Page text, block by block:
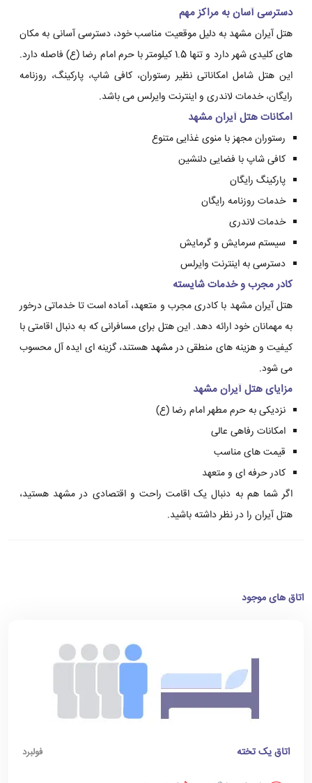
دسترسی آسان به مراکز مهم
هتل آیران مشهد به دلیل موقعیت مناسب خود، دسترسی آسانی به مکان
های کلیدی شهر دارد و تنها 1.5 کیلومتر با حرم امام رضا (ع) فاصله دارد.
این هتل شامل امکاناتی نظیر رستوران، کافی شاپ، پارکینگ، روزنامه
رایگان، خدمات لاندری و اینترنت وایرلس می باشد.
امکانات هتل آیران مشهد
رستوران مجهز با منوی غذایی متنوع
کافی شاپ با فضایی دلنشین
پارکینگ رایگان
خدمات روزنامه رایگان
خدمات لاندری
سیستم سرمایش و گرمایش
دسترسی به اینترنت وایرلس
کادر مجرب و خدمات شایسته
هتل آیران مشهد با کادری مجرب و متعهد، آماده است تا خدماتی درخور
به مهمانان خود ارائه دهد. این هتل برای مسافرانی که به دنبال اقامتی با
کیفیت و هزینه های منطقی درمشهد هستند، گزینه ای ایده آل محسوب
می شود.
مزایای هتل آیران مشهد
نزدیکی به حرم مطهر امام رضا (ع)
امکانات رفاهی عالی
قیمت های مناسب
کادر حرفه ای و متعهد
اگر شما هم به دنبال یک اقامت راحت و اقتصادی در مشهد هستید،
هتل آیران را در نظر داشته باشید.
اتاق های موجود
اتاق یک تخته فولبرد